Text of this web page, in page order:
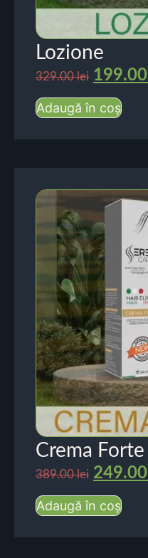
Lozione
329.00lei 199.00
Adaugă în coș
Crema Forte
389.00lei 249.00
Adaugă în coș